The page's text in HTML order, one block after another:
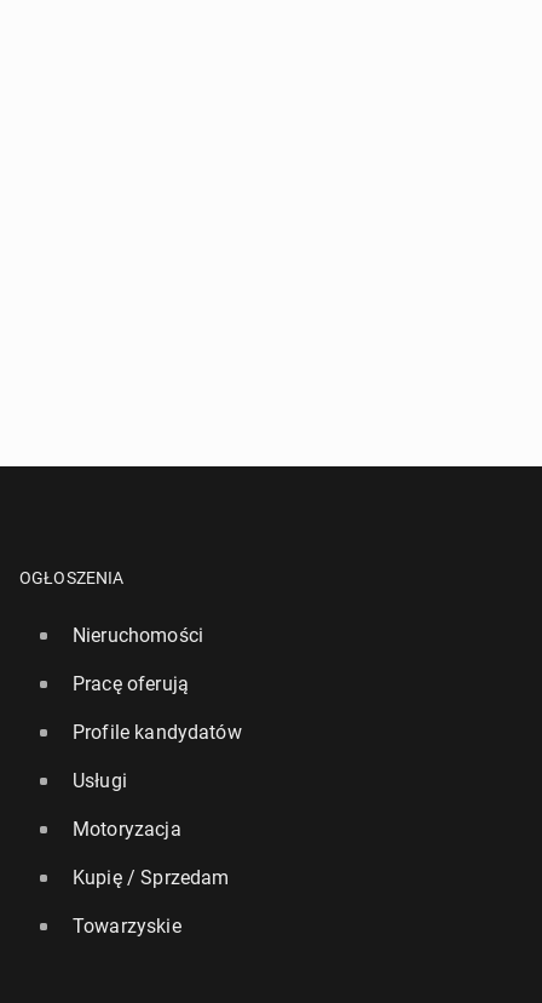
OGŁOSZENIA
Nieruchomości
Pracę oferują
Profile kandydatów
Usługi
Motoryzacja
Kupię / Sprzedam
Towarzyskie